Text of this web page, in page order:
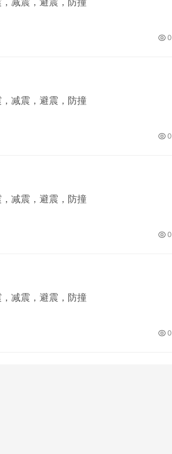
0
可塑性强，防震，减震，避震，防撞
0
可塑性强，防震，减震，避震，防撞
0
可塑性强，防震，减震，避震，防撞
0